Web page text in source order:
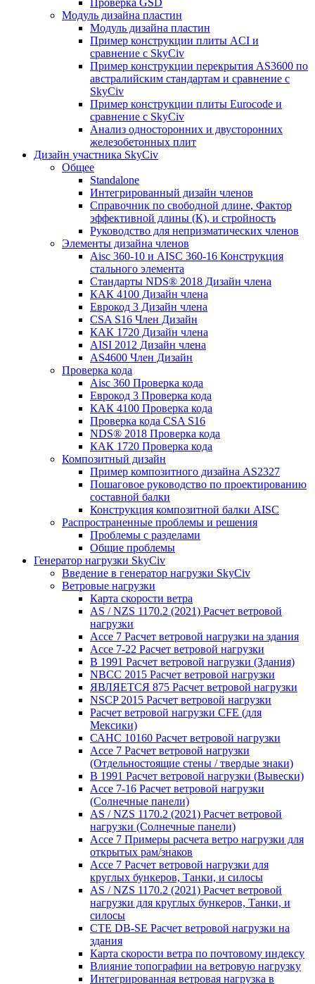
Проверка GSD
Модуль дизайна пластин
Модуль дизайна пластин
Пример конструкции плиты ACI и
сравнение с SkyCiv
Пример конструкции перекрытия AS3600 по
австралийским стандартам и сравнение с
SkyCiv
Пример конструкции плиты Eurocode и
сравнение с SkyCiv
Анализ односторонних и двусторонних
железобетонных плит
Дизайн участника SkyCiv
Общее
Standalone
Интегрированный дизайн членов
Справочник по свободной длине, Фактор
эффективной длины (К), и стройность
Руководство для непризматических членов
Элементы дизайна членов
Aisc 360-10 и AISC 360-16 Конструкция
стального элемента
Стандарты NDS® 2018 Дизайн члена
КАК 4100 Дизайн члена
Еврокод 3 Дизайн члена
CSA S16 Член Дизайн
КАК 1720 Дизайн члена
AISI 2012 Дизайн члена
AS4600 Член Дизайн
Проверка кода
Aisc 360 Проверка кода
Еврокод 3 Проверка кода
КАК 4100 Проверка кода
Проверка кода CSA S16
NDS® 2018 Проверка кода
КАК 1720 Проверка кода
Композитный дизайн
Пример композитного дизайна AS2327
Пошаговое руководство по проектированию
составной балки
Конструкция композитной балки AISC
Распространенные проблемы и решения
Проблемы с разделами
Общие проблемы
Генератор нагрузки SkyCiv
Введение в генератор нагрузки SkyCiv
Ветровые нагрузки
Карта скорости ветра
AS / NZS 1170.2 (2021) Расчет ветровой
нагрузки
Ассе 7 Расчет ветровой нагрузки на здания
Ассе 7-22 Расчет ветровой нагрузки
В 1991 Расчет ветровой нагрузки (Здания)
NBCC 2015 Расчет ветровой нагрузки
ЯВЛЯЕТСЯ 875 Расчет ветровой нагрузки
NSCP 2015 Расчет ветровой нагрузки
Расчет ветровой нагрузки CFE (для
Мексики)
САНС 10160 Расчет ветровой нагрузки
Ассе 7 Расчет ветровой нагрузки
(Отдельностоящие стены / твердые знаки)
В 1991 Расчет ветровой нагрузки (Вывески)
Ассе 7-16 Расчет ветровой нагрузки
(Солнечные панели)
AS / NZS 1170.2 (2021) Расчет ветровой
нагрузки (Солнечные панели)
Ассе 7 Примеры расчета ветро нагрузки для
открытых рам/знаков
Ассе 7 Расчет ветровой нагрузки для
круглых бункеров, Танки, и силосы
AS / NZS 1170.2 (2021) Расчет ветровой
нагрузки для круглых бункеров, Танки, и
силосы
CTE DB-SE Расчет ветровой нагрузки на
здания
Карта скорости ветра по почтовому индексу
Влияние топографии на ветровую нагрузку
Интегрированная ветровая нагрузка в